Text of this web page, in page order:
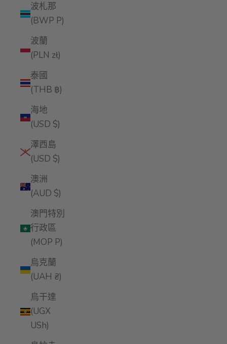
波札那
(BWP P)
波蘭
(PLN zł)
泰國
(THB ฿)
海地
(USD $)
澤西島
(USD $)
澳洲
(AUD $)
澳門特別
行政區
(MOP P)
烏克蘭
(UAH ₴)
烏干達
(UGX
USh)